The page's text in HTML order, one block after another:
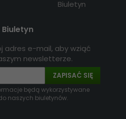
Biuletyn
Biuletyn
adres e-mail, aby wziąć
newsletterze.
ZAPISAĆ SIĘ
będą wykorzystywane
naszych biuletynów.